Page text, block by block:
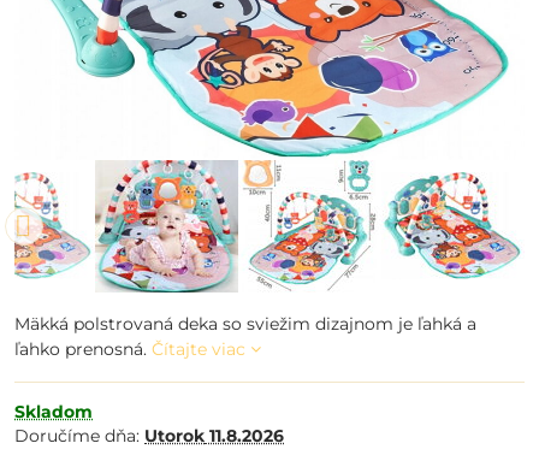
Mäkká polstrovaná deka so sviežim dizajnom je ľahká a
ľahko prenosná. Čítajte viac
Skladom
Doručíme dňa: Utorok 11.8.2026